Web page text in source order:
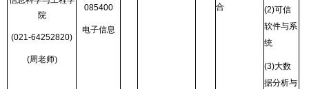
院
(021-64252820)
(周老师)
085400
电子信息
合
(2)可信
软件与系
统
(3)大数
据分析与